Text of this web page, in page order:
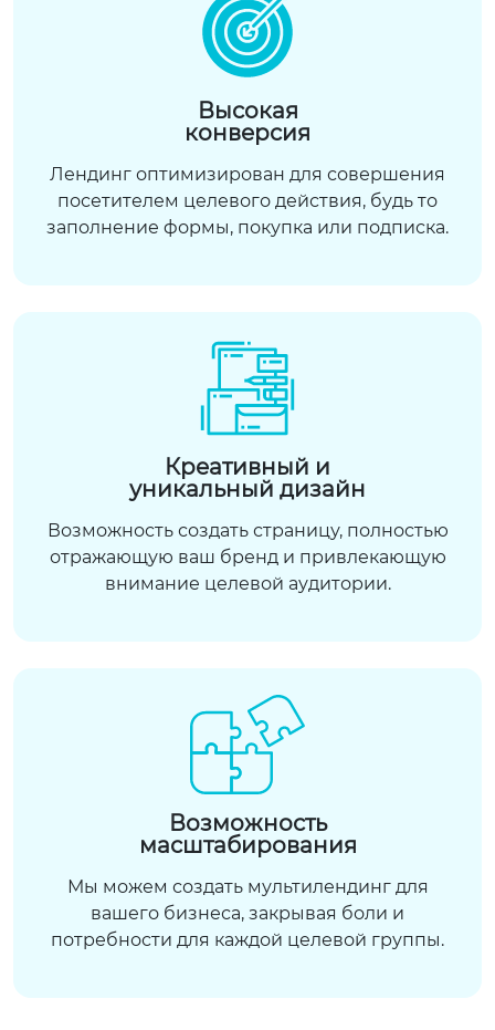
Высокая
конверсия
Лендинг оптимизирован для совершения
посетителем целевого действия, будь то
заполнение формы, покупка или подписка.
Креативный и
уникальный дизайн
Возможность создать страницу, полностью
отражающую ваш бренд и привлекающую
внимание целевой аудитории.
Возможность
масштабирования
Мы можем создать мультилендинг для
вашего бизнеса, закрывая боли и
потребности для каждой целевой группы.